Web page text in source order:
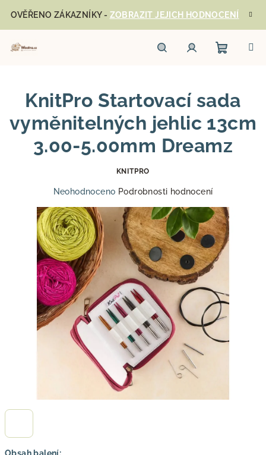
obsah
OVĚŘENO ZÁKAZNÍKY - ZOBRAZIT JEJICH HODNOCENÍ
košík
KnitPro Startovací sada
vyměnitelných jehlic 13cm
3.00-5.00mm Dreamz
KNITPRO
Průměrné
produktu
je
0,0
z
5
hvězdiček.
Neohodnoceno Podrobnosti hodnocení